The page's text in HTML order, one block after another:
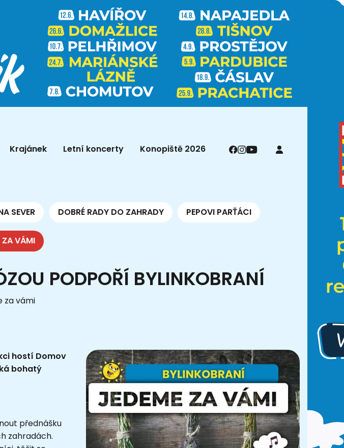
Krajánek Letní koncerty Konopiště 2026
SEVER DOBRÉ RADY DO ZAHRADY PEPOVI PARŤÁCI
ZA VÁMI
PODPOŘÍ BYLINKOBRANÍ
za vámi
hostí Domov
bohatý
přednášku
zahradách.